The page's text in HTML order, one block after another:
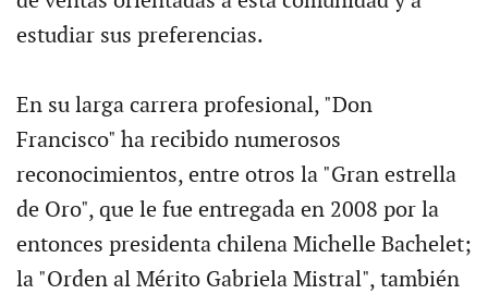
estudiar sus preferencias.
En su larga carrera profesional, "Don
Francisco" ha recibido numerosos
reconocimientos, entre otros la "Gran estrella
de Oro", que le fue entregada en 2008 por la
entonces presidenta chilena Michelle Bachelet;
la "Orden al Mérito Gabriela Mistral", también